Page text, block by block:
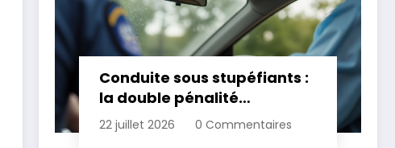
Conduite sous stupéfiants :
la double pénalité
d’assurance automobile
22 juillet 2026 0 Commentaires